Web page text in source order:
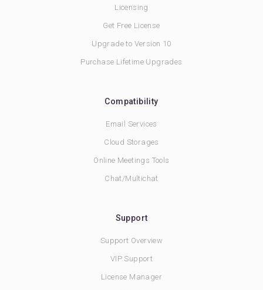
Licensing
Get Free License
Upgrade to Version 10
Purchase Lifetime Upgrades
Compatibility
Email Services
Cloud Storages
Online Meetings Tools
Chat/Multichat
Support
Support Overview
VIP Support
License Manager